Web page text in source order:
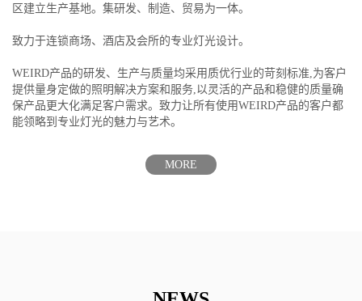
区建立生产基地。集研发、制造、贸易为一体。
致力于连锁商场、酒店及会所的专业灯光设计。
WEIRD产品的研发、生产与质量均采用质优行业的苛刻标准,为客户
提供量身定做的照明解决方案和服务,以灵活的产品和稳健的质量确
保产品更大化满足客户需求。致力让所有使用WEIRD产品的客户都
能领略到专业灯光的魅力与艺术。
MORE